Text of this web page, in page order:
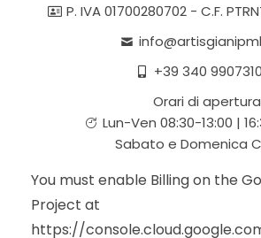
P. IVA 01700280702 - C.F.
+39 340 9907310
Orari di
Lun-Ven 08:30-13:00 |
Sabato e Domenica
You must enable Billing on the
Project at
https://